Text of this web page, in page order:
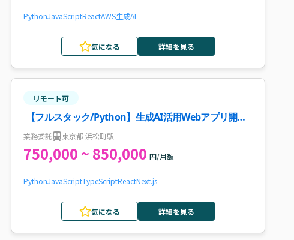
PythonJavaScriptReactAWS生成AI
気になる 詳細を見る
リモート可
【フルスタック/Python】生成AI活用Webアプリ開発
案件・求人
業務委託 東京都 浜松町駅
750,000 ~ 850,000 円/月額
PythonJavaScriptTypeScriptReactNext.js
気になる 詳細を見る